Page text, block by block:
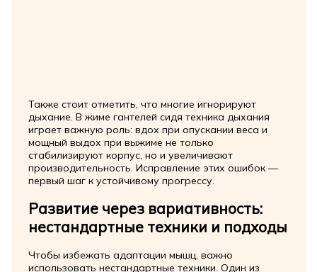
Также стоит отметить, что многие игнорируют
дыхание. В жиме гантелей сидя техника дыхания
играет важную роль: вдох при опускании веса и
мощный выдох при выжиме не только
стабилизируют корпус, но и увеличивают
производительность. Исправление этих ошибок —
первый шаг к устойчивому прогрессу.
Развитие через вариативность:
нестандартные техники и подходы
Чтобы избежать адаптации мышц, важно
использовать нестандартные техники. Один из